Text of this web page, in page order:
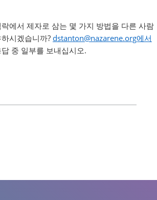
에서 제자로 삼는 몇 가지 방법을 다른 사람
시겠습니까?dstanton@nazarene.org에서
중 일부를 보내십시오.